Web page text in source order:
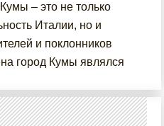
– это не только
Италии, но и
и поклонников
город Кумы являлся